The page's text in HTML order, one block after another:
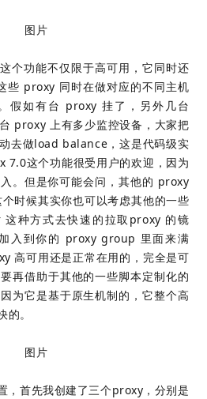
功能不仅限于高可用，它同时还
proxy 同时在做对应的不同主机
假如有台 proxy 挂了，另外几台
proxy 上有多少监控设备，大家把
去做load balance，这是代码级实
7.0这个功能很受用户的欢迎，因为
。但是你可能会问，其他的 proxy
时候其实你也可以考虑其他的一些
种方式去快速的拉取proxy 的镜
入到你的 proxy group 里面来满
高可用还是正常在用的，完全是可
再借助于其他的一些脚本定制化的
为它是基于原生机制的，它整个高
。
，首先我创建了三个proxy，分别是